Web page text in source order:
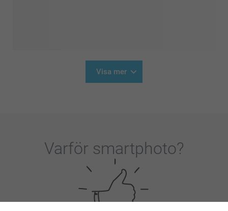
Visa mer
Varför smartphoto?